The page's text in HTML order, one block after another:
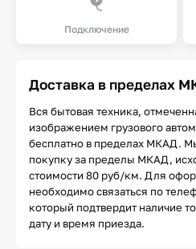
Подключение
Доставка в пределах
Вся бытовая техника,
изображением грузового
бесплатно в пределах МКАД.
покупку за пределы МКАД,
стоимости 80 руб/км. Для
необходимо связаться по
который подтвердит наличие
дату и время приезда.